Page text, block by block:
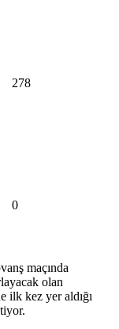
278
0
maçında
olan
ilk kez yer aldığı